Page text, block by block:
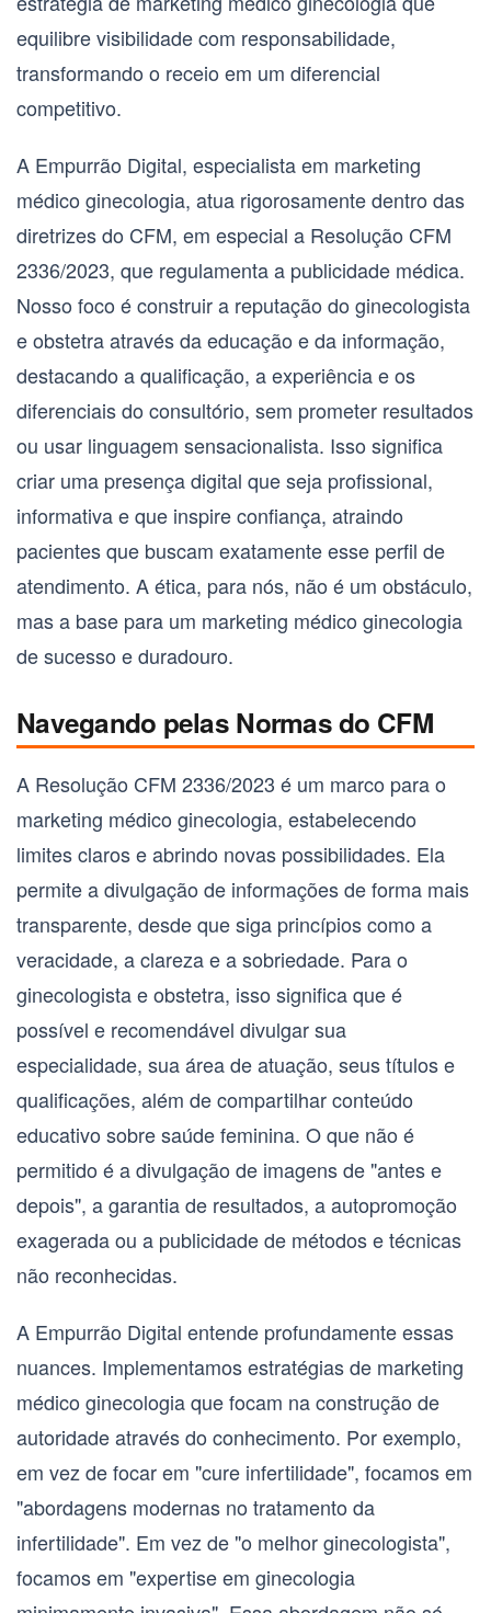
equilibre visibilidade com responsabilidade,
transformando o receio em um diferencial
competitivo.
A Empurrão Digital, especialista em marketing
médico ginecologia, atua rigorosamente dentro das
diretrizes do CFM, em especial a Resolução CFM
2336/2023, que regulamenta a publicidade médica.
Nosso foco é construir a reputação do ginecologista
e obstetraatravés da educação e da informação,
destacando a qualificação, a experiência e os
diferenciais do consultório, sem prometer resultados
ou usar linguagem sensacionalista. Isso significa
criar uma presença digital que seja profissional,
informativa e que inspire confiança, atraindo
pacientes que buscam exatamente esse perfil de
atendimento. A ética, para nós, não é um obstáculo,
mas a base para um marketing médico ginecologia
de sucesso e duradouro.
Navegando pelas Normas do CFM
A Resolução CFM 2336/2023 é um marco para o
marketing médico ginecologia, estabelecendo
limites claros e abrindo novas possibilidades. Ela
permite a divulgação de informações de forma mais
transparente, desde que siga princípios como a
veracidade, a clareza e a sobriedade. Para o
ginecologista e obstetra, isso significa que é
possível e recomendável divulgar sua
especialidade, sua área de atuação, seus títulos e
qualificações, além de compartilhar conteúdo
educativo sobre saúde feminina. O que não é
permitido é a divulgação de imagens de "antes e
depois", a garantia de resultados, a autopromoção
exagerada ou a publicidade de métodos e técnicas
não reconhecidas.
A Empurrão Digital entende profundamente essas
nuances. Implementamos estratégias de marketing
médico ginecologiaque focam na construção de
autoridade através do conhecimento. Por exemplo,
em vez de focar em "cure infertilidade", focamos em
"abordagens modernas no tratamento da
infertilidade". Em vez de "o melhor ginecologista",
focamos em "expertise em ginecologia